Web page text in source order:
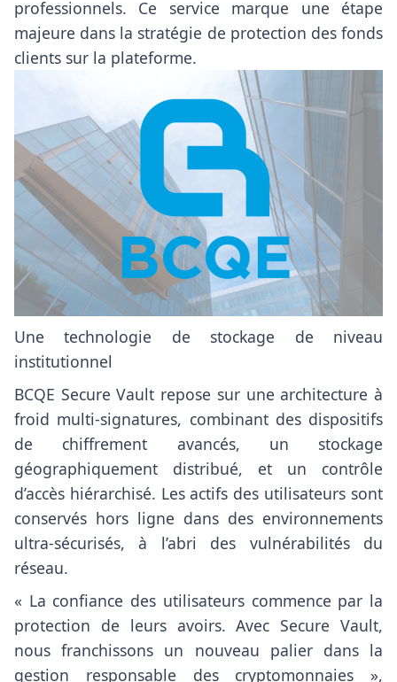
professionnels. Ce service marque une étape
majeure dans la stratégie de protection des fonds
clients sur la plateforme.
Une technologie de stockage de niveau
institutionnel
BCQE Secure Vault repose sur une architecture à
froid multi-signatures, combinant des dispositifs
de chiffrement avancés, un stockage
géographiquement distribué, et un contrôle
d’accès hiérarchisé. Les actifs des utilisateurs sont
conservés hors ligne dans des environnements
ultra-sécurisés, à l’abri des vulnérabilités du
réseau.
« La confiance des utilisateurs commence par la
protection de leurs avoirs. Avec Secure Vault,
nous franchissons un nouveau palier dans la
gestion responsable des cryptomonnaies »,